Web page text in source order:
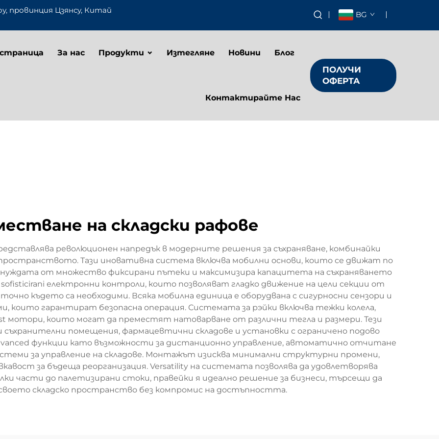
провинция Цзянсу, Китай BG
За нас Продукти Изтегляне Новини Блог
Контактирайте Нас
ПОЛУЧИ
ОФЕРТА
на складски рафове
революционен напредък в модерните решения за съхраняване, комбинайки
Тази иновативна система включва мобилни основи, които се движат по
от множество фиксирани пътеки и максимизира капацитета на съхраняването
електронни контроли, които позволяват гладко движение на цели секции от
където са необходими. Всяка мобилна единица е оборудвана с сигурносни сензори и
които гарантират безопасна операция. Системата за рэйки включва тежки колела,
мотори, които могат да преместят натоварване от различни тегла и размери. Тези
съхранителни помещения, фармацевтични складове и установки с ограничено подово
функции като възможности за дистанционно управление, автоматично отчитане
за управление на складове. Монтажът изисква минимални структурни промени,
за бъдеща реорганизация. Versatility на системата позволява да удовлетворява
части до палетизирани стоки, правейки я идеално решение за бизнеси, търсещи да
складско пространство без компромис на достъпността.